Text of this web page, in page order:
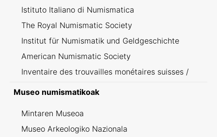
Istituto Italiano di Numismatica
The Royal Numismatic Society
Institut für Numismatik und Geldgeschichte
American Numismatic Society
Inventaire des trouvailles monétaires suisses /
Museo numismatikoak
Mintaren Museoa
Museo Arkeologiko Nazionala